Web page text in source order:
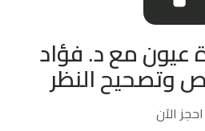
عيون مع د. فؤاد
وتصحيح النظر
احجز الآن